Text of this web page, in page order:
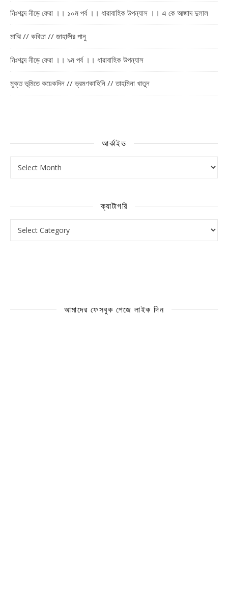
নিঃশব্দে নীড়ে ফেরা ।। ১০ম পর্ব ।। ধারাবাহিক উপন্যাস ।। এ কে আজাদ দুলাল
মাঝি // কবিতা // জাহাঙ্গীর পানু
নিঃশব্দে নীড়ে ফেরা ।। ৯ম পর্ব ।। ধারাবাহিক উপন্যাস
মুক্ত ভূমিতে কয়েকদিন // ভ্রমণকাহিনি // তাহমিনা খাতুন
আর্কাইভ
ক্যাটাগরি
আমাদের ফেসবুক পেজে লাইক দিন